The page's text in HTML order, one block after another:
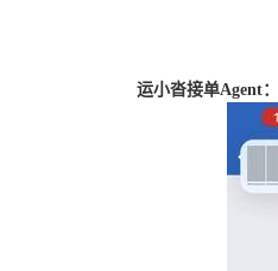
运小沓接单Agent：